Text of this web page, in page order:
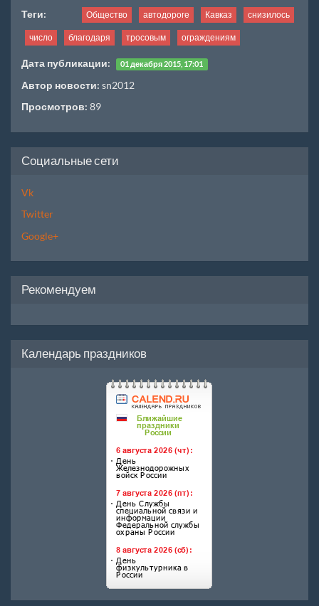
Теги: Общество автодороге Кавказ снизилось
число благодаря тросовым ограждениям
Дата публикации: 01 декабря 2015, 17:01
Автор новости: sn2012
Просмотров: 89
Социальные сети
Vk
Twitter
Google+
Рекомендуем
Календарь праздников